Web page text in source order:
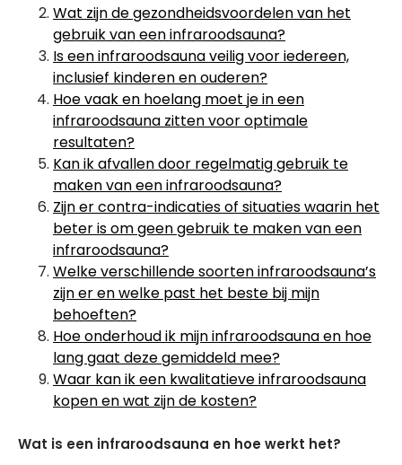
Wat zijn de gezondheidsvoordelen van het
gebruik van een infraroodsauna?
Is een infraroodsauna veilig voor iedereen,
inclusief kinderen en ouderen?
Hoe vaak en hoelang moet je in een
infraroodsauna zitten voor optimale
resultaten?
Kan ik afvallen door regelmatig gebruik te
maken van een infraroodsauna?
Zijn er contra-indicaties of situaties waarin het
beter is om geen gebruik te maken van een
infraroodsauna?
Welke verschillende soorten infraroodsauna’s
zijn er en welke past het beste bij mijn
behoeften?
Hoe onderhoud ik mijn infraroodsauna en hoe
lang gaat deze gemiddeld mee?
Waar kan ik een kwalitatieve infraroodsauna
kopen en wat zijn de kosten?
Wat is een infraroodsauna en hoe werkt het?